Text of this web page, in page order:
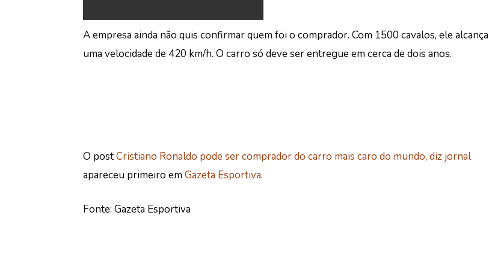
A empresa ainda não quis confirmar quem foi o comprador. Com 1500 cavalos, ele alcança
uma velocidade de 420 km/h. O carro só deve ser entregue em cerca de dois anos.
O postCristiano Ronaldo pode ser comprador do carro mais caro do mundo, diz jornal
apareceu primeiro emGazeta Esportiva.
Fonte: Gazeta Esportiva